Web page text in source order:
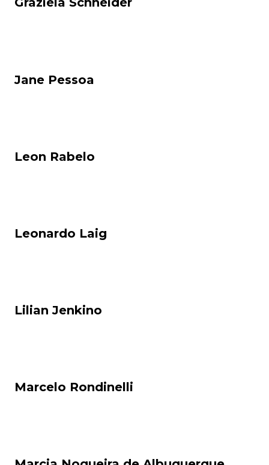
Jane Pessoa
Leon Rabelo
Leonardo Laig
Lilian Jenkino
Marcelo Rondinelli